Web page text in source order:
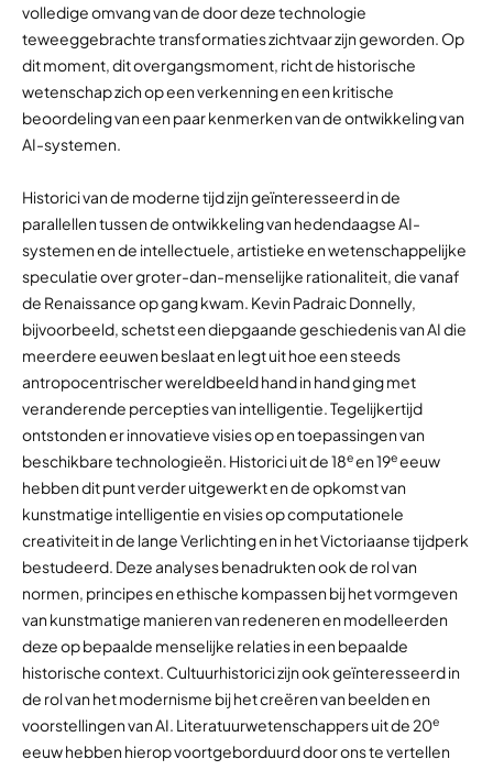
volledige omvang van de door deze technologie
teweeggebrachte transformaties zichtvaar zijn geworden. Op
dit moment, dit overgangsmoment, richt de historische
wetenschap zich op een verkenning en een kritische
beoordeling van een paar kenmerken van de ontwikkeling van
AI-systemen.
Historici van de moderne tijd zijn geïnteresseerd in de
parallellen tussen de ontwikkeling van hedendaagse AI-
systemen en de intellectuele, artistieke en wetenschappelijke
speculatie over groter-dan-menselijke rationaliteit, die vanaf
de Renaissance op gang kwam. Kevin Padraic Donnelly,
bijvoorbeeld, schetst een diepgaande geschiedenis van AI die
meerdere eeuwen beslaat en legt uit hoe een steeds
antropocentrischer wereldbeeld hand in hand ging met
veranderende percepties van intelligentie. Tegelijkertijd
ontstonden er innovatieve visies op en toepassingen van
beschikbare technologieën. Historici uit de 18een 19eeeuw
hebben dit punt verder uitgewerkt en de opkomst van
kunstmatige intelligentie en visies op computationele
creativiteit in de lange Verlichting en in het Victoriaanse tijdperk
bestudeerd. Deze analyses benadrukten ook de rol van
normen, principes en ethische kompassen bij het vormgeven
van kunstmatige manieren van redeneren en modelleerden
deze op bepaalde menselijke relaties in een bepaalde
historische context. Cultuurhistorici zijn ook geïnteresseerd in
de rol van het modernisme bij het creëren van beelden en
voorstellingen van AI. Literatuurwetenschappers uit de 20e
eeuw hebben hierop voortgeborduurd door ons te vertellen